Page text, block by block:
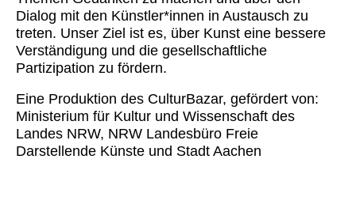
Dialog mit den Künstler*innen in Austausch zu
treten. Unser Ziel ist es, über Kunst eine bessere
Verständigung und die gesellschaftliche
Partizipation zu fördern.
Eine Produktion des CulturBazar, gefördert von:
Ministerium für Kultur und Wissenschaft des
Landes NRW, NRW Landesbüro Freie
Darstellende Künste und Stadt Aachen